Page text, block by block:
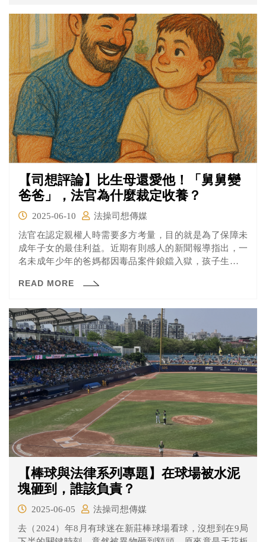
局、軍方共組專案小組，追查出湯女前男友陳男涉重嫌，
在清明節前找到湯父骨灰甕，發還家屬。
【司想評論】比生母還愛他！「舅舅變
爸爸」，法官為什麼裁定收養？
2025-06-10
法操司想傳媒
法官在認定親權人時需要多方考量，目的就是為了保障未
成年子女的最佳利益。近期有則感人的新聞報導指出，一
名未成年少年的爸媽都因毒品案件鋃鐺入獄，孩子生下之
任何消息，母親則還在獄中服刑，照顧孩子的重擔就落在
人，雖然沒有照護孩子的經驗，但男子沒有怨言，真的學
習如何當個「爸爸」。
READ MORE
【棒球與法律系列專題】在球場被水泥
塊砸到，誰該負責？
2025-06-05
法操司想傳媒
去（2024）年8月有球迷在新莊棒球場看球，沒想到在9局